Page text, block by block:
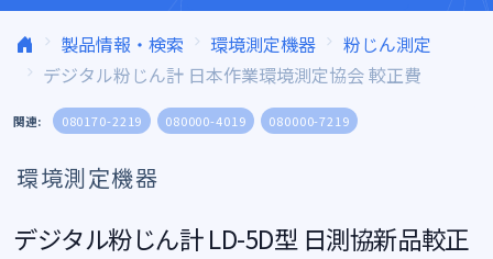
製品情報・検索 環境測定機器
粉じん測定
デジタル粉じん計 日本作業環境測定協会 較正費
関連: 080170-2219 080000-4019 080000-7219
環境測定機器
デジタル粉じん計 LD-5D型 日測協新品較正